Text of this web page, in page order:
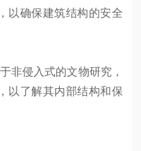
以确保建筑结构的安全
非侵入式的文物研究，
以了解其内部结构和保